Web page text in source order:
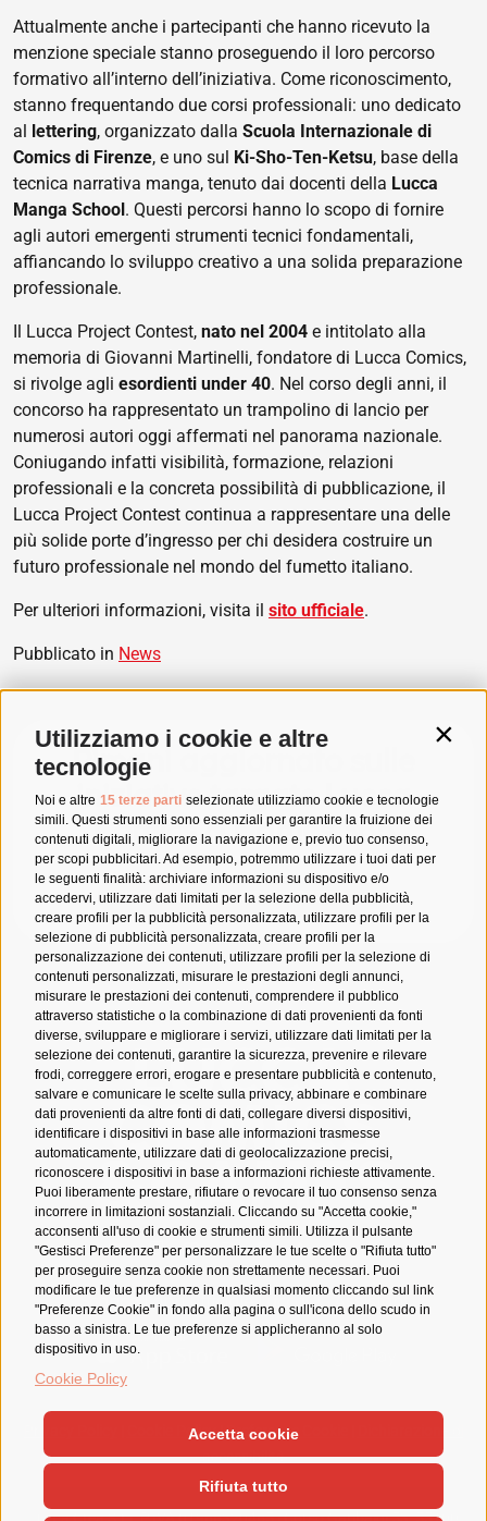
Utilizziamo i cookie e altre
tecnologie
Noi e altre 15 terze parti selezionate utilizziamo cookie e tecnologie
simili. Questi strumenti sono essenziali per garantire la fruizione dei
contenuti digitali, migliorare la navigazione e, previo tuo consenso,
per scopi pubblicitari. Ad esempio, potremmo utilizzare i tuoi dati per
le seguenti finalità: archiviare informazioni su dispositivo e/o
accedervi, utilizzare dati limitati per la selezione della pubblicità,
creare profili per la pubblicità personalizzata, utilizzare profili per la
selezione di pubblicità personalizzata, creare profili per la
personalizzazione dei contenuti, utilizzare profili per la selezione di
contenuti personalizzati, misurare le prestazioni degli annunci,
misurare le prestazioni dei contenuti, comprendere il pubblico
attraverso statistiche o la combinazione di dati provenienti da fonti
diverse, sviluppare e migliorare i servizi, utilizzare dati limitati per la
selezione dei contenuti, garantire la sicurezza, prevenire e rilevare
frodi, correggere errori, erogare e presentare pubblicità e contenuto,
salvare e comunicare le scelte sulla privacy, abbinare e combinare
dati provenienti da altre fonti di dati, collegare diversi dispositivi,
identificare i dispositivi in base alle informazioni trasmesse
automaticamente, utilizzare dati di geolocalizzazione precisi,
riconoscere i dispositivi in base a informazioni richieste attivamente.
Puoi liberamente prestare, rifiutare o revocare il tuo consenso senza
incorrere in limitazioni sostanziali. Cliccando su "Accetta cookie,"
acconsenti all'uso di cookie e strumenti simili. Utilizza il pulsante
"Gestisci Preferenze" per personalizzare le tue scelte o "Rifiuta tutto"
per proseguire senza cookie non strettamente necessari. Puoi
modificare le tue preferenze in qualsiasi momento cliccando sul link
"Preferenze Cookie" in fondo alla pagina o sull'icona dello scudo in
basso a sinistra. Le tue preferenze si applicheranno al solo
dispositivo in uso.
Cookie Policy
Accetta cookie
Rifiuta tutto
Attualmente anche i partecipanti che hanno ricevuto la
menzione speciale stanno proseguendo il loro percorso
formativo all’interno dell’iniziativa. Come riconoscimento,
stanno frequentando due corsi professionali: uno dedicato
al
lettering, organizzato dalla Scuola Internazionale di
Comics di Firenze, e uno sul Ki-Sho-Ten-Ketsu, base della
tecnica narrativa manga, tenuto dai docenti della Lucca
Manga School . Questi percorsi hanno lo scopo di fornire
agli autori emergenti strumenti tecnici fondamentali,
affiancando lo sviluppo creativo a una solida preparazione
professionale.
Il Lucca Project Contest, nato nel 2004 e intitolato alla
memoria di Giovanni Martinelli, fondatore di Lucca Comics,
si rivolge agli esordienti under 40. Nel corso degli anni, il
concorso ha rappresentato un trampolino di lancio per
numerosi autori oggi affermati nel panorama nazionale.
Coniugando infatti visibilità, formazione, relazioni
professionali e la concreta possibilità di pubblicazione, il
Lucca Project Contest continua a rappresentare una delle
più solide porte d’ingresso per chi desidera costruire un
futuro professionale nel mondo del fumetto italiano.
Per ulteriori informazioni, visita il sito ufficiale.
Pubblicato in News
Rimani aggiornato sulle
iniziative targate Lucca
Comics & Games 365
ISCRIVITI ALLA NEWSLETTER
YouTube
Twitch
X InstagramFacebook
TiktokSpotifyNewsletter
Scarica l'app ufficiale LuccaCG Assistant
Cookie Policy|Preferenze Cookie
accessibilità